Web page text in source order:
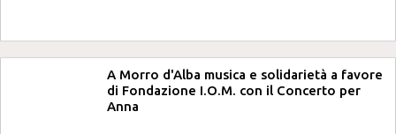
A Morro d'Alba musica e solidarietà a favore
di Fondazione I.O.M. con il Concerto per
Anna